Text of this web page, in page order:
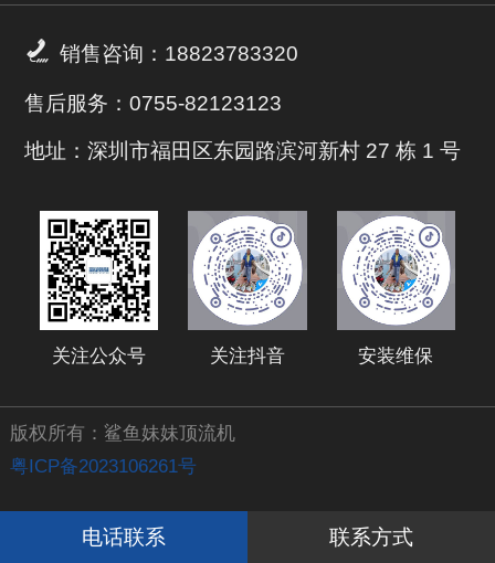
 销售咨询：18823783320
售后服务：0755-82123123
地址：深圳市福田区东园路滨河新村 27 栋 1 号
关注公众号 关注抖音 安装维保
版权所有：鲨鱼妹妹顶流机
粤ICP备2023106261号
电话联系 联系方式